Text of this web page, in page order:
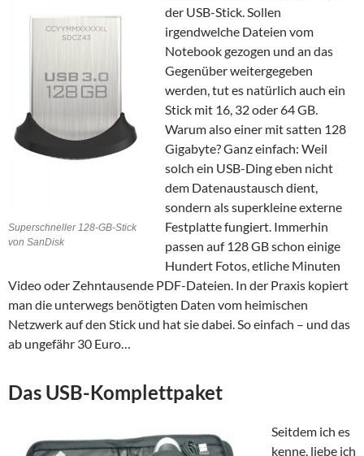
Superschneller 128-GB-Stick
von SanDisk
der USB-Stick. Sollen
irgendwelche Dateien vom
Notebook gezogen und an das
Gegenüber weitergegeben
werden, tut es natürlich auch ein
Stick mit 16, 32 oder 64 GB.
Warum also einer mit satten 128
Gigabyte? Ganz einfach: Weil
solch ein USB-Ding eben nicht
dem Datenaustausch dient,
sondern als superkleine externe
Festplatte fungiert. Immerhin
passen auf 128 GB schon einige
Hundert Fotos, etliche Minuten
Video oder Zehntausende PDF-Dateien. In der Praxis kopiert
man die unterwegs benötigten Daten vom heimischen
Netzwerk auf den Stick und hat sie dabei. So einfach – und das
ab ungefähr 30 Euro…
Das USB-Komplettpaket
Seitdem ich es
kenne, liebe ich